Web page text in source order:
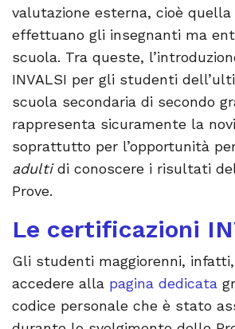
valutazione esterna, cioè quella
effettuano gli insegnanti ma
scuola. Tra queste,
INVALSI per gli studenti
scuola secondaria di secondo
rappresenta sicuramente la
soprattutto per l’opportunità
adultidi conoscere i risultati
Prove.
Le certificazioni
Gli studenti maggiorenni,
accedere alla pagina dedicata
codice personale che è stato